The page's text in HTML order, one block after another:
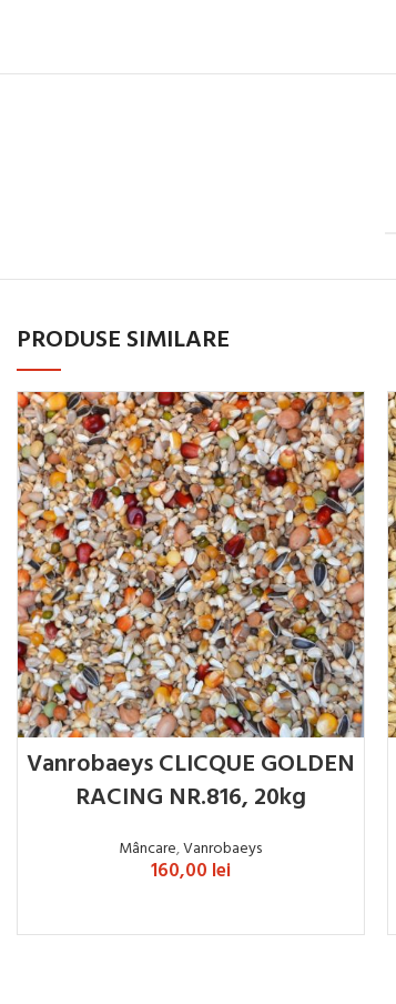
PRODUSE SIMILARE
Vanrobaeys CLICQUE GOLDEN
RACING NR.816, 20kg
Mâncare,Vanrobaeys
160,00 lei